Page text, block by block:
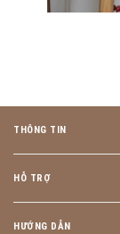
THÔNG TIN
HỖ TRỢ
HƯỚNG DẪN